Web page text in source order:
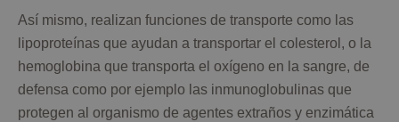
Así mismo, realizan funciones de transporte como las
lipoproteínas que ayudan a transportar el colesterol, o la
hemoglobina que transporta el oxígeno en la sangre, de
defensa como por ejemplo las inmunoglobulinas que
protegen al organismo de agentes extraños y enzimática